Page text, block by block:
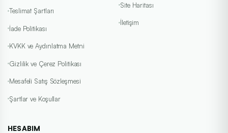
Teslimat Şartları
İade Politikası
KVKK ve Aydınlatma Metni
Gizlilik ve Çerez Politikası
Mesafeli Satış Sözleşmesi
Şartlar ve Koşullar
Site Haritası
İletişim
HESABIM